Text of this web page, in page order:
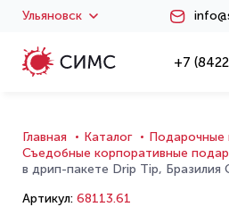
Ульяновск
+7
Главная Каталог
Подарочные
Съедобные корпоративные
в дрип-пакете Drip Tip, Бразилия
Артикул: 68113.61